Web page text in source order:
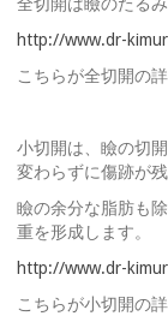
http://www.dr-
こちらが全切開の
小切開は、瞼の切
変わらずに傷跡が残
瞼の余分な脂肪も
重を形成します。
http://www.dr-
こちらが小切開の